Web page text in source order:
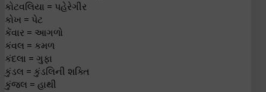
કોટવલિયા = પહેરેગીર
કોખ = પેટ
કેંવાર = આગળો
કંવલ = કમળ
કંદલા = ગુફા
કુંડલ = કુંડલિની શક્તિ
કુંજલ = હાથી